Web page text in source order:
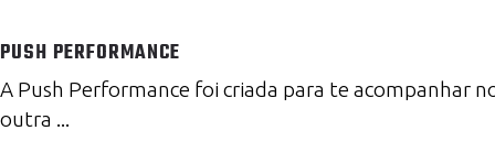
PUSH PERFORMANCE
A Push Performance foi criada para te acompanhar
outra